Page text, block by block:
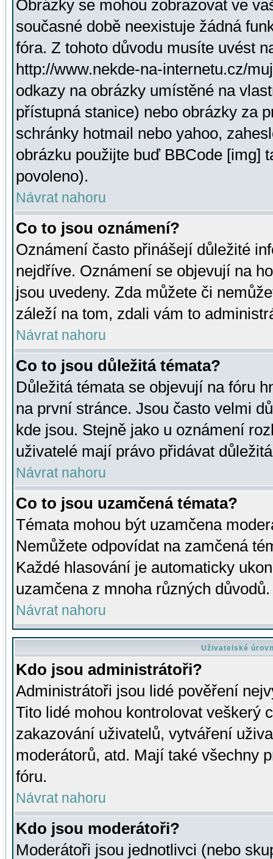
Obrázky se mohou zobrazovat ve
současné době neexistuje žádná
fóra. Z tohoto důvodu musíte uvést
http://www.nekde-na-internetu.cz/
odkazy na obrázky umístěné na
přístupná stanice) nebo obrázky za
schránky hotmail nebo yahoo,
obrázku použijte buď BBCode [img]
povoleno).
Návrat nahoru
Co to jsou oznámení?
Oznámení často přinášejí důležité
nejdříve. Oznámení se objevují na
jsou uvedeny. Zda můžete či
záleží na tom, zdali vám to
Návrat nahoru
Co to jsou důležitá témata?
Důležitá témata se objevují na fóru
na první stránce. Jsou často velmi
kde jsou. Stejně jako u oznámení
uživatelé mají právo přidávat
Návrat nahoru
Co to jsou uzamčená témata?
Témata mohou být uzamčena
Nemůžete odpovídat na zamčená
Každé hlasování je automaticky
uzamčena z mnoha různých důvodů.
Návrat nahoru
Uživatelské
Kdo jsou administrátoři?
Administrátoři jsou lidé pověření
Tito lidé mohou kontrolovat veškerý
zakazování uživatelů, vytváření
moderátorů, atd. Mají také všechny
fóru.
Návrat nahoru
Kdo jsou moderátoři?
Moderátoři jsou jednotlivci (nebo